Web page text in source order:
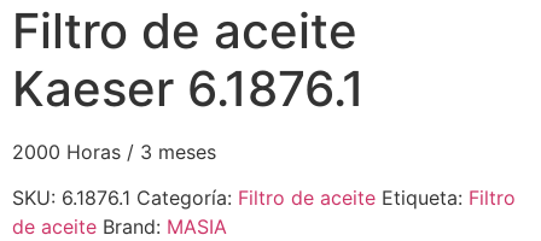
Filtro de aceite
Kaeser 6.1876.1
2000 Horas / 3 meses
SKU: 6.1876.1 Categoría: Filtro de aceite Etiqueta: Filtro
de aceite Brand: MASIA